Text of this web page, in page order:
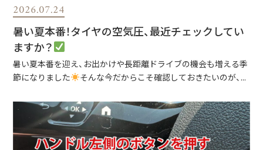
2026.07.24
暑い夏本番！タイヤの空気圧、最近チェックしてい
ますか？
暑い夏本番を迎え、お出かけや長距離ドライブの機会も増える季
節になりました
そんな今だからこそ確認しておきたいのが、...